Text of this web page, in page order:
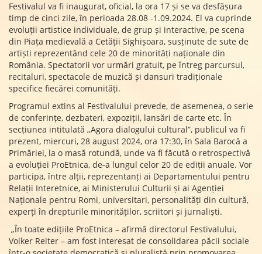
Festivalul va fi inaugurat, oficial, la ora 17 și se va desfășura
timp de cinci zile, în perioada 28.08 -1.09.2024. El va cuprinde
evoluții artistice individuale, de grup și interactive, pe scena
din Piața medievală a Cetății Sighișoara, susținute de sute de
artiști reprezentând cele 20 de minorități naționale din
România. Spectatorii vor urmări gratuit, pe întreg parcursul,
recitaluri, spectacole de muzică și dansuri tradiționale
specifice fiecărei comunități.
Programul extins al Festivalului prevede, de asemenea, o serie
de conferințe, dezbateri, expoziții, lansări de carte etc. În
secțiunea intitulată „Agora dialogului cultural”, publicul va fi
prezent, miercuri, 28 august 2024, ora 17:30, în Sala Barocă a
Primăriei, la o masă rotundă, unde va fi făcută o retrospectivă
a evoluției ProEtnica, de-a lungul celor 20 de ediții anuale. Vor
participa, între alții, reprezentanți ai Departamentului pentru
Relații Interetnice, ai Ministerului Culturii și ai Agenției
Naționale pentru Romi, universitari, personalități din cultură,
experți în drepturile minorităților, scriitori și jurnaliști.
„În toate edițiile ProEtnica – afirmă directorul Festivalului,
Volker Reiter – am fost interesat de consolidarea păcii sociale